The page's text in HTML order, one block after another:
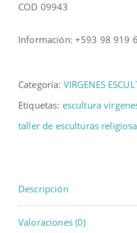
COD 09943
Información: +593 98 919
Categoría: VIRGENES
Etiquetas: escultura
taller de esculturas
Descripción
Valoraciones (0)